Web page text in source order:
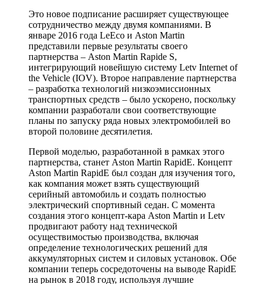
Это новое подписание расширяет существующее
сотрудничество между двумя компаниями. В
январе 2016 года LeEco и Aston Martin
представили первые результаты своего
партнерства – Aston Martin Rapide S,
интегрирующий новейшую систему Letv Internet of
the Vehicle (IOV). Второе направление партнерства
– разработка технологий низкоэмиссионных
транспортных средств – было ускорено, поскольку
компании разработали свои соответствующие
планы по запуску ряда новых электромобилей во
второй половине десятилетия.
Первой моделью, разработанной в рамках этого
партнерства, станет Aston Martin RapidE. Концепт
Aston Martin RapidE был создан для изучения того,
как компания может взять существующий
серийный автомобиль и создать полностью
электрический спортивный седан. С момента
создания этого концепт-кара Aston Martin и Letv
продвигают работу над технической
осуществимостью производства, включая
определение технологических решений для
аккумуляторных систем и силовых установок. Обе
компании теперь сосредоточены на выводе RapidE
на рынок в 2018 году, используя лучшие